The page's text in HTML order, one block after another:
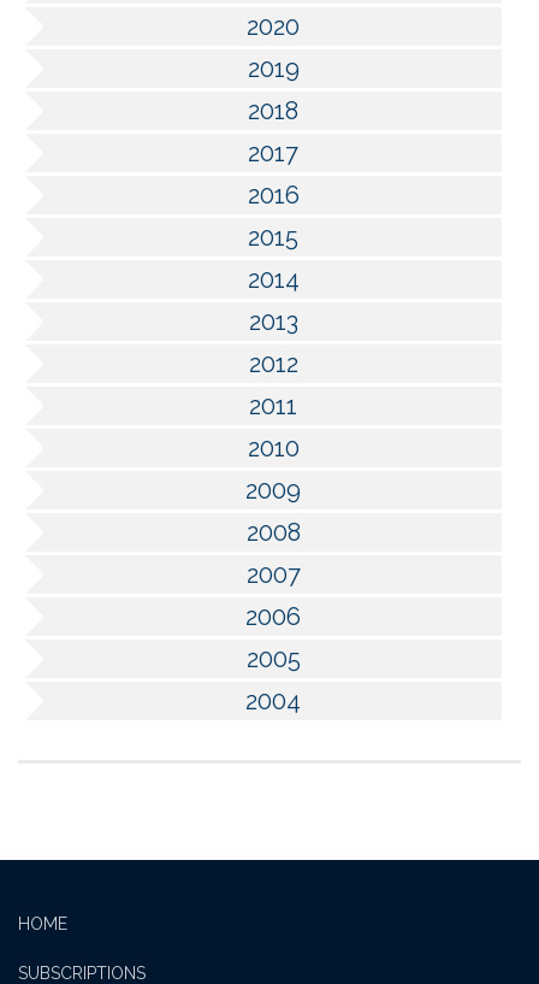
2020
2019
2018
2017
2016
2015
2014
2013
2012
2011
2010
2009
2008
2007
2006
2005
2004
HOME
SUBSCRIPTIONS